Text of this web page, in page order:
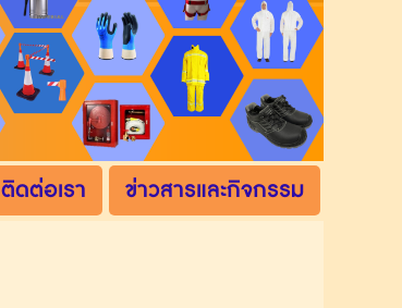
ติดต่อเรา ข่าวสารและกิจกรรม